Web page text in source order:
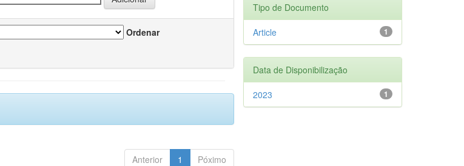
Ordenar
Anterior 1 Póximo
Tipo de Documento
1
Article
Data de Disponibilização
1
2023